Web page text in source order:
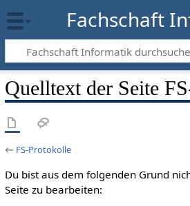
Fachschaft
Quelltext der Seite
← FS-Protokolle
Du bist aus dem folgenden Grund
Seite zu bearbeiten: